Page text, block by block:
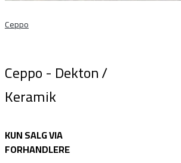
Ceppo
Ceppo - Dekton /
Keramik
KUN SALG VIA
FORHANDLERE